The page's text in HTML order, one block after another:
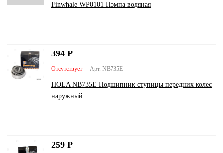
Finwhale WP0101 Помпа водяная
Арт. NB735E
Отсутствует
HOLA NB735E Подшипник ступицы передних колес
наружный
394 Р
259 Р